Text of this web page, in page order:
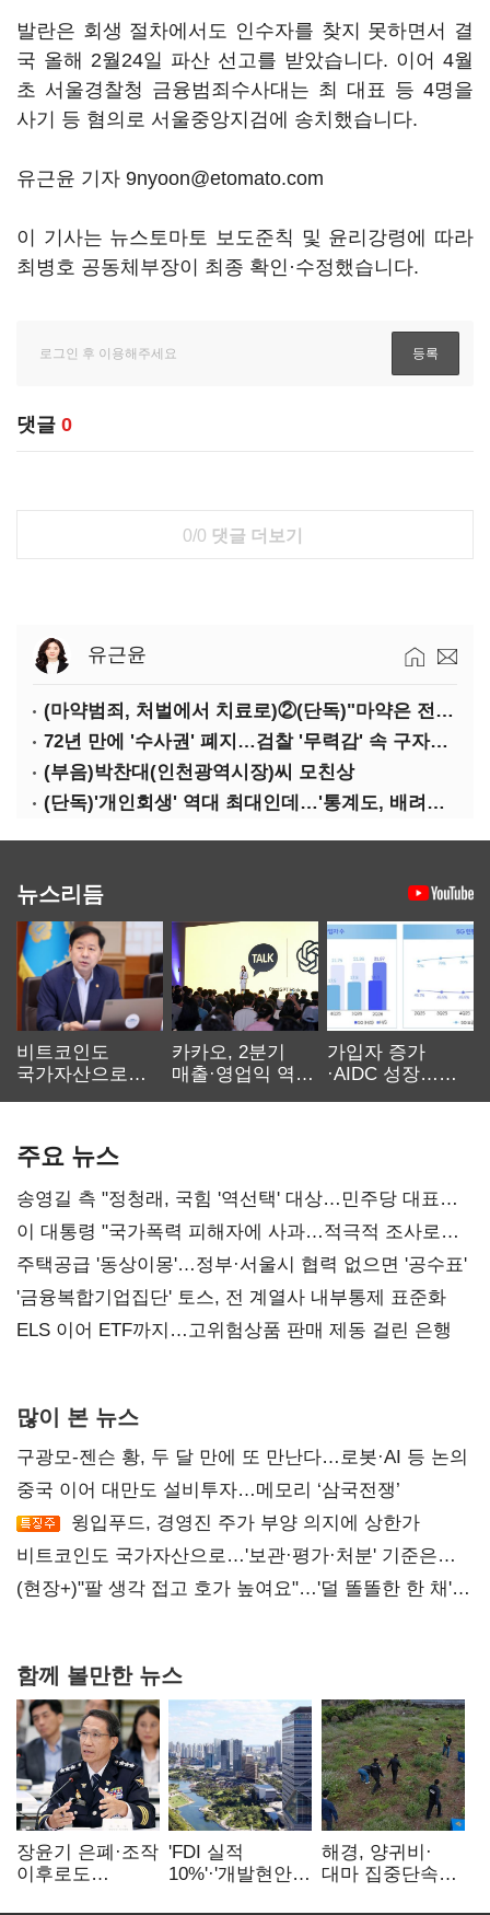
발란은 회생 절차에서도 인수자를 찾지 못하면서 결
국 올해 2월24일 파산 선고를 받았습니다. 이어 4월
초 서울경찰청 금융범죄수사대는 최 대표 등 4명을
사기 등 혐의로 서울중앙지검에 송치했습니다.
유근윤 기자 9nyoon@etomato.com
이 기사는 뉴스토마토 보도준칙 및 윤리강령에 따라
최병호 공동체부장이 최종 확인·수정했습니다.
댓글 0
0/0 댓글 더보기
유근윤
(마약범죄, 처벌에서 치료로)②(단독)"마약은 전염병…여성 맞춤형 재활과정 개발 중"
72년 만에 '수사권' 폐지…검찰 '무력감' 속 구자현 사의
(부음)박찬대(인천광역시장)씨 모친상
(단독)'개인회생' 역대 최대인데…'통계도, 배려도' 없는 사법부
뉴스리듬
비트코인도
국가자산으로…'
카카오, 2분기
매출·영업익 역대
가입자 증가
·AIDC 성장…
주요 뉴스
송영길 측 "정청래, 국힘 '역선택' 대상…민주당 대표로
총선 지휘 못해"
이 대통령 "국가폭력 피해자에 사과…적극적 조사로
진실 밝혀야"
주택공급 '동상이몽'…정부·서울시 협력 없으면 '공수표'
'금융복합기업집단' 토스, 전 계열사 내부통제 표준화
ELS 이어 ETF까지…고위험상품 판매 제동 걸린 은행
많이 본 뉴스
구광모-젠슨 황, 두 달 만에 또 만난다…로봇·AI 등 논의
중국 이어 대만도 설비투자…메모리 ‘삼국전쟁’
윙입푸드, 경영진 주가 부양 의지에 상한가
비트코인도 국가자산으로…'보관·평가·처분' 기준은
숙제
(현장+)"팔 생각 접고 호가 높여요"…'덜 똘똘한 한 채'
함께 볼만한 뉴스
장윤기 은폐·조작
이후로도
'FDI 실적
10%'·'개발현안
해경, 양귀비·
대마 집중단속…